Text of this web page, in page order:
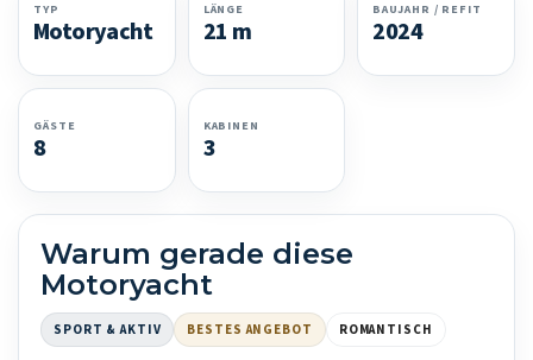
TYP
Motoryacht
LÄNGE
21 m
BAUJAHR / REFIT
2024
GÄSTE
8
KABINEN
3
Warum gerade diese
Motoryacht
SPORT & AKTIV BESTES ANGEBOT ROMANTISCH